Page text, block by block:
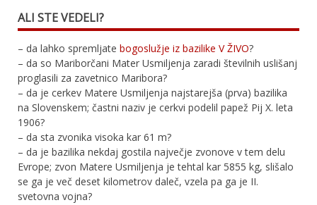
ALI STE VEDELI?
– da lahko spremljate bogoslužje iz bazilike V ŽIVO?
– da so Mariborčani Mater Usmiljenja zaradi številnih uslišanj
proglasili za zavetnico Maribora?
– da je cerkev Matere Usmiljenja najstarejša (prva) bazilika
na Slovenskem; častni naziv je cerkvi podelil papež Pij X. leta
1906?
– da sta zvonika visoka kar 61 m?
– da je bazilika nekdaj gostila največje zvonove v tem delu
Evrope; zvon Matere Usmiljenja je tehtal kar 5855 kg, slišalo
se ga je več deset kilometrov daleč, vzela pa ga je II.
svetovna vojna?